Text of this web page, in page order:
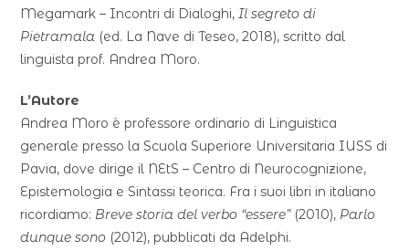
Megamark – Incontri di Dialoghi,Il segreto di
Pietramala (ed. La Nave di Teseo, 2018), scritto dal
linguista prof. Andrea Moro.
L’Autore
Andrea Moro è professore ordinario di Linguistica
generale presso la Scuola Superiore Universitaria IUSS di
Pavia, dove dirige il NEtS – Centro di Neurocognizione,
Epistemologia e Sintassi teorica. Fra i suoi libri in italiano
ricordiamo: Breve storia del verbo “essere”(2010), Parlo
dunque sono (2012), pubblicati da Adelphi.